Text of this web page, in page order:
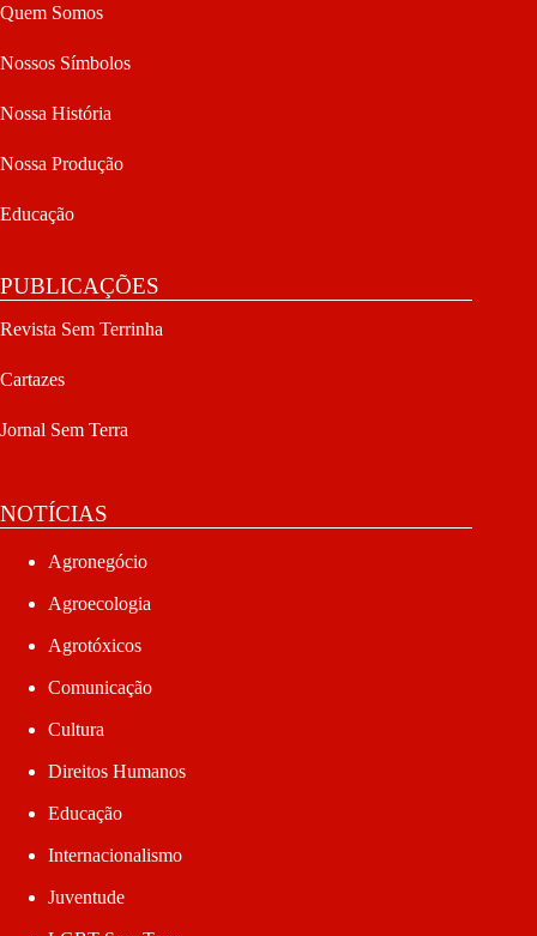
Quem Somos
Nossos Símbolos
Nossa História
Nossa Produção
Educação
PUBLICAÇÕES
Revista Sem Terrinha
Cartazes
Jornal Sem Terra
NOTÍCIAS
Agronegócio
Agroecologia
Agrotóxicos
Comunicação
Cultura
Direitos Humanos
Educação
Internacionalismo
Juventude